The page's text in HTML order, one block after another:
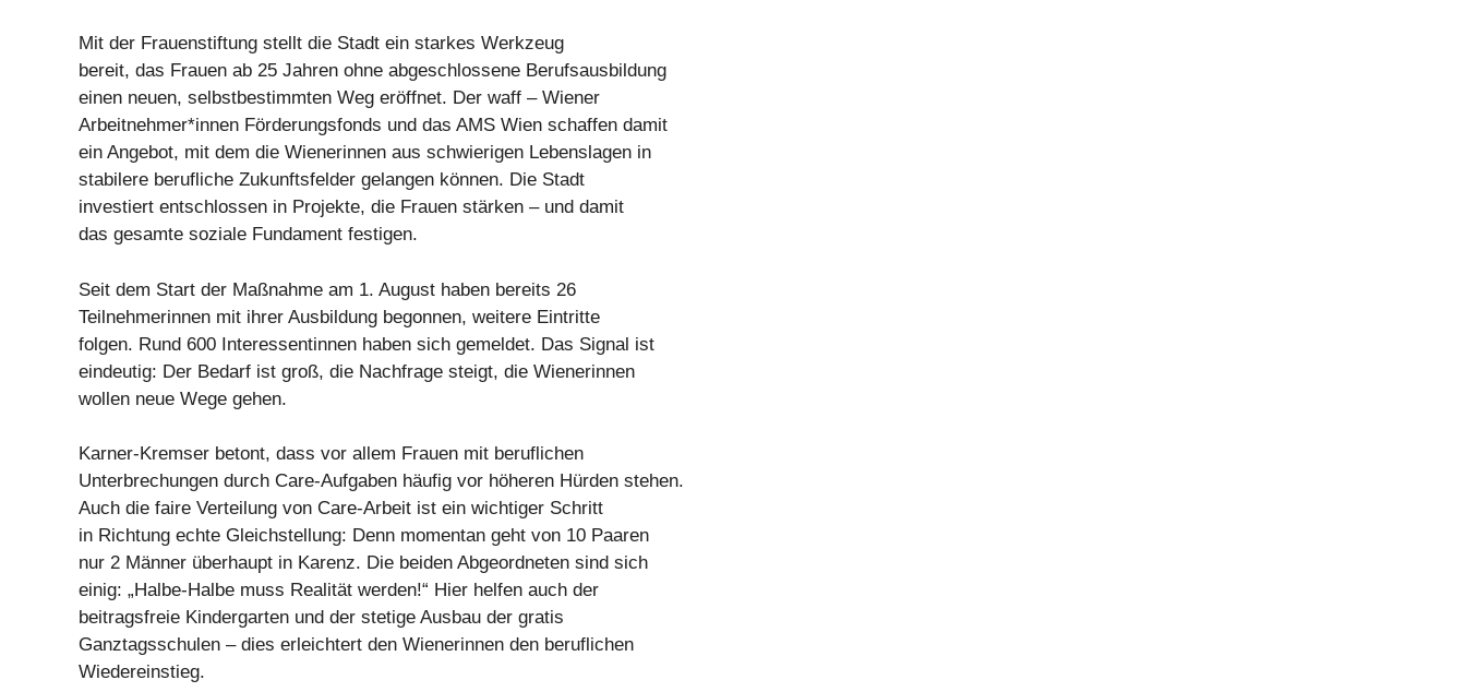
Mit der Frauenstiftung stellt die Stadt ein starkes Werkzeug
bereit, das Frauen ab 25 Jahren ohne abgeschlossene Berufsausbildung
einen neuen, selbstbestimmten Weg eröffnet. Der waff – Wiener
Arbeitnehmer*innen Förderungsfonds und das AMS Wien schaffen damit
ein Angebot, mit dem die Wienerinnen aus schwierigen Lebenslagen in
stabilere berufliche Zukunftsfelder gelangen können. Die Stadt
investiert entschlossen in Projekte, die Frauen stärken – und damit
das gesamte soziale Fundament festigen.
Seit dem Start der Maßnahme am 1. August haben bereits 26
Teilnehmerinnen mit ihrer Ausbildung begonnen, weitere Eintritte
folgen. Rund 600 Interessentinnen haben sich gemeldet. Das Signal ist
eindeutig: Der Bedarf ist groß, die Nachfrage steigt, die Wienerinnen
wollen neue Wege gehen.
Karner-Kremser betont, dass vor allem Frauen mit beruflichen
Unterbrechungen durch Care-Aufgaben häufig vor höheren Hürden stehen.
Auch die faire Verteilung von Care-Arbeit ist ein wichtiger Schritt
in Richtung echte Gleichstellung: Denn momentan geht von 10 Paaren
nur 2 Männer überhaupt in Karenz. Die beiden Abgeordneten sind sich
einig: „Halbe-Halbe muss Realität werden!“ Hier helfen auch der
beitragsfreie Kindergarten und der stetige Ausbau der gratis
Ganztagsschulen – dies erleichtert den Wienerinnen den beruflichen
Wiedereinstieg.